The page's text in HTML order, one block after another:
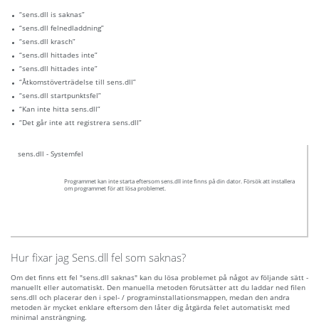
“sens.dll is saknas”
“sens.dll felnedladdning”
“sens.dll krasch”
“sens.dll hittades inte”
“sens.dll hittades inte”
“Åtkomstöverträdelse till sens.dll”
“sens.dll startpunktsfel”
“Kan inte hitta sens.dll”
“Det går inte att registrera sens.dll”
sens.dll - Systemfel
Programmet kan inte starta eftersom sens.dll inte finns på din dator. Försök att installera
om programmet för att lösa problemet.
Hur fixar jag Sens.dll fel som saknas?
Om det finns ett fel "sens.dll saknas" kan du lösa problemet på något av följande sätt -
manuellt eller automatiskt. Den manuella metoden förutsätter att du laddar ned filen
sens.dll och placerar den i spel- / programinstallationsmappen, medan den andra
metoden är mycket enklare eftersom den låter dig åtgärda felet automatiskt med
minimal ansträngning.